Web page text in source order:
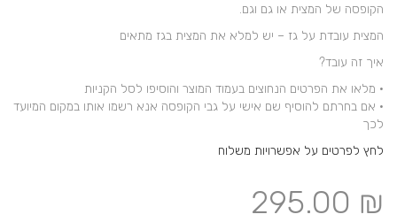
הקופסה של המצית או גם וגם.
המצית עובדת על גז – יש למלא את המצית בגז מתאים
איך זה עובד?
• מלאו את הפרטים הנחוצים בעמוד המוצר והוסיפו לסל הקניות
• אם בחרתם להוסיף שם אישי על גבי הקופסה אנא רשמו אותו במקום המיועד
לכך
לחץ לפרטים על אפשרויות משלוח
295.00 ₪